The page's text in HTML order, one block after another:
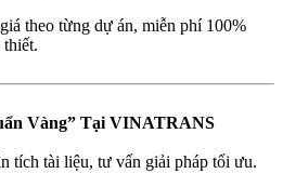
theo từng dự án, miễn phí 100%
Vàng” Tại VINATRANS
tích tài liệu, tư vấn giải pháp tối ưu.